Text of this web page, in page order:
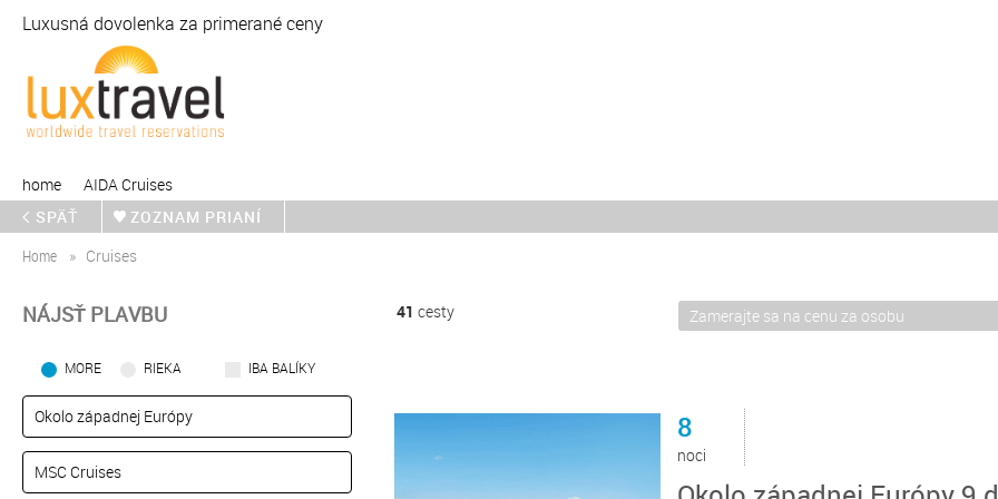
home AIDA Cruises
Luxusná dovolenka za primerané ceny
SPÄŤ
ZOZNAM PRIANÍ
Home
Cruises
NÁJSŤ PLAVBU
MORE RIEKA IBA BALÍKY
41 cesty
8
noci